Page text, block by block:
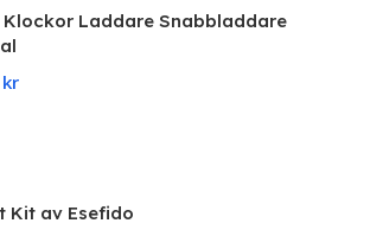
Klockor Laddare Snabbladdare
kr
Kit av Esefido